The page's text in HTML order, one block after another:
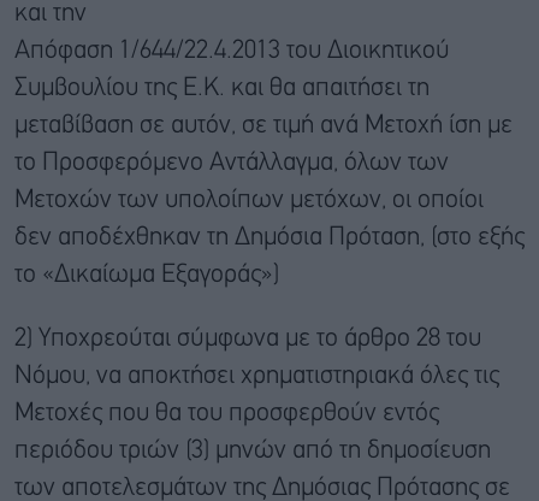
και την
Απόφαση 1/644/22.4.2013 του Διοικητικού
Συμβουλίου της Ε.Κ. και θα απαιτήσει τη
μεταβίβαση σε αυτόν, σε τιμή ανά Μετοχή ίση με
το Προσφερόμενο Αντάλλαγμα, όλων των
Μετοχών των υπολοίπων μετόχων, οι οποίοι
δεν αποδέχθηκαν τη Δημόσια Πρόταση, (στο εξής
το «Δικαίωμα Εξαγοράς»)
2) Υποχρεούται σύμφωνα με το άρθρο 28 του
Νόμου, να αποκτήσει χρηματιστηριακά όλες τις
Μετοχές που θα του προσφερθούν εντός
περιόδου τριών (3) μηνών από τη δημοσίευση
των αποτελεσμάτων της Δημόσιας Πρότασης σε